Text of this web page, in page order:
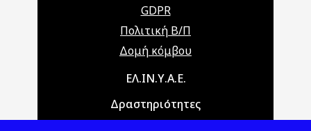
GDPR
Πολιτική Β/Π
Δομή κόμβου
Main navigationΕΛ.ΙΝ.Υ.Α.Ε.
Δραστηριότητες